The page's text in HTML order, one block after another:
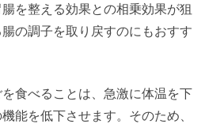
を整える効果との相乗効果が狙
の調子を取り戻すのにもおすす
食べることは、急激に体温を下
能を低下させます。そのため、